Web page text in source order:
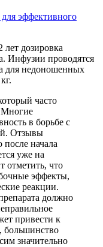
эффективного
дозировка
Инфузии проводятся
для недоношенных
часто
Многие
в борьбе с
Отзывы
после начала
уже на
отметить, что
эффекты,
реакции.
должно
привести к
большинство
значительно